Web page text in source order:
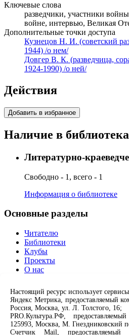
Ключевые слова
разведчики, участники
войне, интервью, Великая
Дополнительные точки доступа
Кузнецов Н. И. (советский
1944) /о нем/
Довгер В. К. (разведчица,
1924-1990) /о ней/
Действия
Добавить в избранное
Наличие в
Литературно-
Свободно - 1, всего - 1
Информация о библиотеке
Основные разделы
Читателю
Библиотеки
Клубы
Проекты
О нас
Сервисы
Продлить книгу
Спроси библиотекаря
Настоящий ресурс использует
Яндекс Метрика, предоставляемый
Россия, Москва, ул. Л. Толстого, 16;
PRO.Культура.РФ,
125993, Москва, М. Гнездниковский
Счетчик Mail,